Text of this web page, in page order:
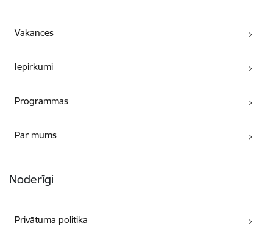
Vakances
Iepirkumi
Programmas
Par mums
Noderīgi
Privātuma politika